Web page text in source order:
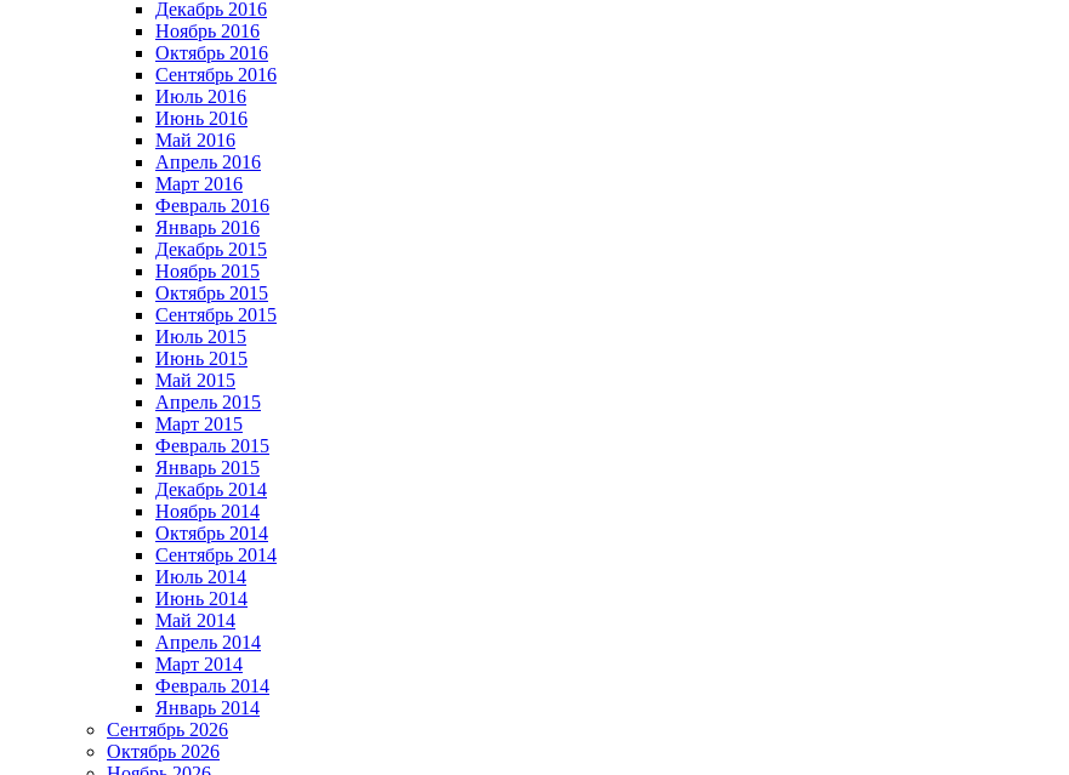
Декабрь 2016
Ноябрь 2016
Октябрь 2016
Сентябрь 2016
Июль 2016
Июнь 2016
Май 2016
Апрель 2016
Март 2016
Февраль 2016
Январь 2016
Декабрь 2015
Ноябрь 2015
Октябрь 2015
Сентябрь 2015
Июль 2015
Июнь 2015
Май 2015
Апрель 2015
Март 2015
Февраль 2015
Январь 2015
Декабрь 2014
Ноябрь 2014
Октябрь 2014
Сентябрь 2014
Июль 2014
Июнь 2014
Май 2014
Апрель 2014
Март 2014
Февраль 2014
Январь 2014
Сентябрь 2026
Октябрь 2026